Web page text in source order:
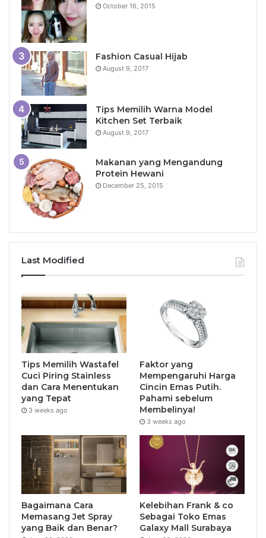
October 16, 2015
Fashion Casual Hijab
August 9, 2017
Tips Memilih Warna Model
Kitchen Set Terbaik
August 9, 2017
Makanan yang Mengandung
Protein Hewani
December 25, 2015
Last Modified
Tips Memilih Wastafel
Cuci Piring Stainless
dan Cara Menentukan
yang Tepat
3 weeks ago
Faktor yang
Mempengaruhi Harga
Cincin Emas Putih.
Pahami sebelum
Membelinya!
3 weeks ago
Bagaimana Cara
Memasang Jet Spray
yang Baik dan Benar?
Kelebihan Frank & co
Sebagai Toko Emas
Galaxy Mall Surabaya